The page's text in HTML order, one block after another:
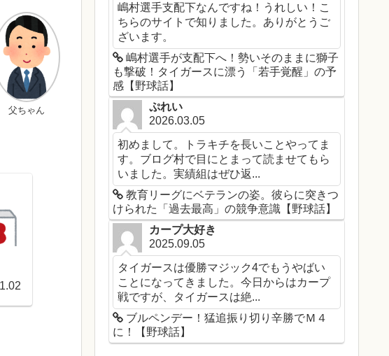
父ちゃん
嶋村選手支配下なんですね！うれしい！こ
ちらのサイトで知りました。ありがとうご
ざいます。
嶋村選手が支配下へ！勢いそのままに獅子
も撃破！タイガースに漂う「若手覚醒」の予
感【野球話】
ぷれい
2026.03.05
初めまして。トラキチを長いことやってま
す。ブログ村で目にとまって読ませてもら
いました。実績組はぜひ返...
教育リーグにベテランの姿。彼らに突きつ
けられた「過去最高」の競争意識【野球話】
カープ大好き
2025.09.05
タイガースは優勝マジック4でもうやばい
ことになってきました。今日からはカープ
戦ですが、タイガースは絶...
ブルペンデー！猛追振り切り辛勝でＭ４
に！【野球話】